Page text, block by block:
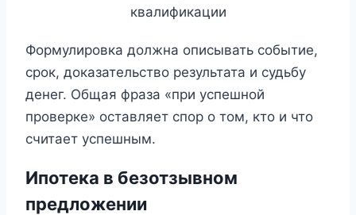
квалификации
Формулировка должна описывать событие,
срок, доказательство результата и судьбу
денег. Общая фраза «при успешной
проверке» оставляет спор о том, кто и что
считает успешным.
Ипотека в безотзывном
предложении